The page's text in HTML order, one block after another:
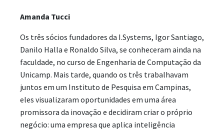
Amanda Tucci
Os três sócios fundadores da I.Systems, Igor Santiago,
Danilo Halla e Ronaldo Silva, se conheceram ainda na
faculdade, no curso de Engenharia de Computação da
Unicamp. Mais tarde, quando os três trabalhavam
juntos em um Instituto de Pesquisa em Campinas,
eles visualizaram oportunidades em uma área
promissora da inovação e decidiram criar o próprio
negócio: uma empresa que aplica inteligência